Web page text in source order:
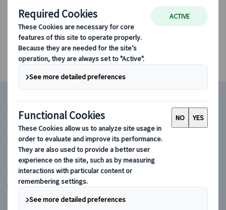
条件に該当するツアーがありません
マイバスヨーロッパ
フランス
イギリス
イタリア
スペイン
ポルトガル
ドイツ